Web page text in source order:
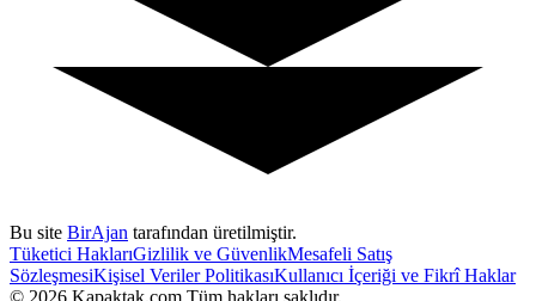
Bu site BirAjan tarafından üretilmiştir.
Tüketici HaklarıGizlilik ve GüvenlikMesafeli Satış
SözleşmesiKişisel Veriler PolitikasıKullanıcı İçeriği ve Fikrî Haklar
© 2026 Kapaktak.com Tüm hakları saklıdır.